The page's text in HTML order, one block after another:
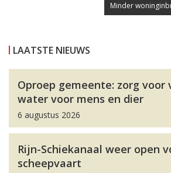
Minder
LAATSTE NIEUWS
Oproep gemeente: zorg voor
water voor mens en dier
6 augustus 2026
Rijn-Schiekanaal weer open
scheepvaart